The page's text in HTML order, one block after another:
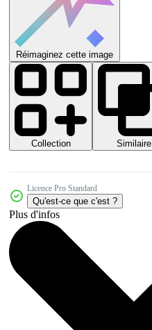
Réimaginez cette image
Collection
Similaire
Licence Pro Standard
Qu'est-ce que c'est ?
Plus d'infos